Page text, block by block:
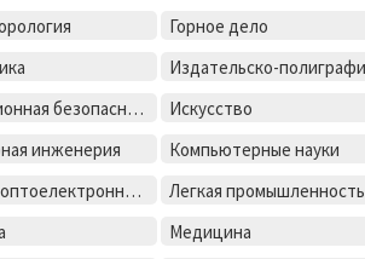
Горное дело
Информационная безопасность Искусство
инженерия Компьютерные науки
Лазерная и оптоелектронная техника
Легкая промышленность
Медицина